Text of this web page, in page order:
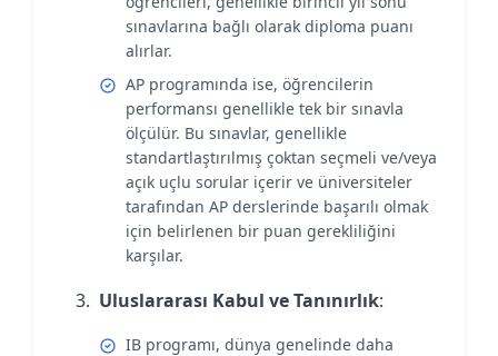
sınavlarına bağlı olarak diploma puanı
alırlar.
AP programında ise, öğrencilerin
performansı genellikle tek bir sınavla
ölçülür. Bu sınavlar, genellikle
standartlaştırılmış çoktan seçmeli ve/veya
açık uçlu sorular içerir ve üniversiteler
tarafından AP derslerinde başarılı olmak
için belirlenen bir puan gerekliliğini
karşılar.
Uluslararası Kabul ve Tanınırlık:
IB programı, dünya genelinde daha